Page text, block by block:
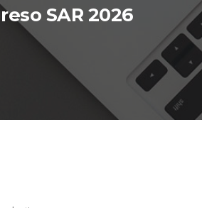
SAR 2026